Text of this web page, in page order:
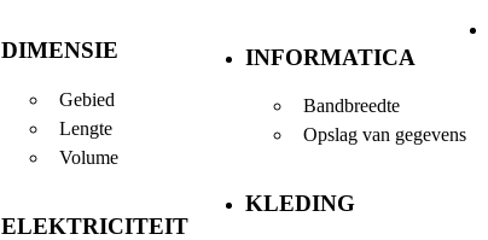
DIMENSIE
Gebied
Lengte
Volume
ELEKTRICITEIT
INFORMATICA
Bandbreedte
Opslag van gegevens
KLEDING